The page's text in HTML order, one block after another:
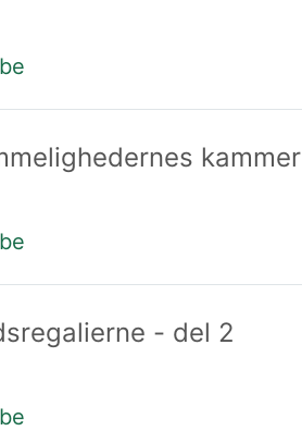
kammer
- del 2